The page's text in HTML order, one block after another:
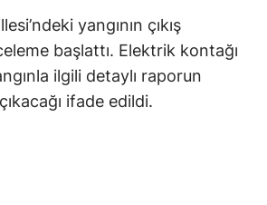
yangının çıkış
başlattı. Elektrik kontağı
ilgili detaylı raporun
ifade edildi.